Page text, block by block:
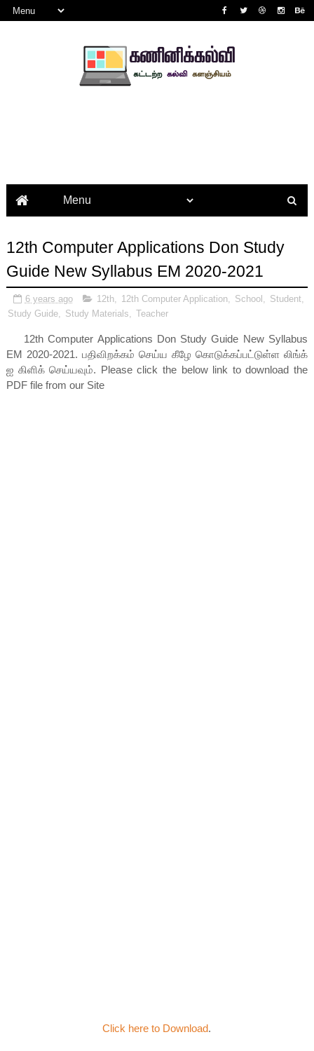
12th Computer Applications Don Study
Guide New Syllabus EM 2020-2021
6 years ago 12th, 12th Computer Application, School Student
Study Guide, Study Materials Teacher
12th Computer Applications Don Study Guide New Syllabus
EM 2020-2021. பதிவிறக்கம் செய்ய கீழே கொடுக்கப்பட்டுள்ள லிங்க்
ஐ கிளிக் செய்யவும். Please click the below link to download the
PDF file from our Site
Click here to Download.